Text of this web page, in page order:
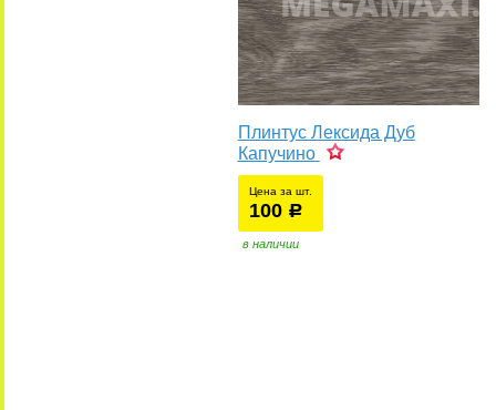
Плинтус Лексида Дуб
Капучино
Цена за шт.
100 р
в наличии